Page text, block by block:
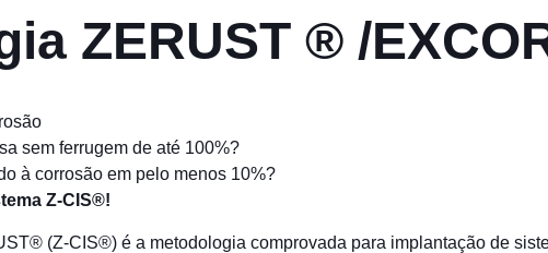
ZERUST ® /
sem ferrugem de até 100%?
à corrosão em pelo menos 10%?
Z-CIS®!
(Z-CIS®) é a metodologia comprovada para implantação de